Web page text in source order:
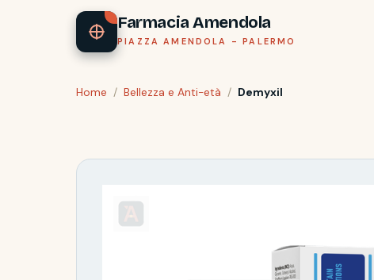
Farmacia Amendola
PIAZZA AMENDOLA - PALERMO
Home / Bellezza e Anti-età / Demyxil